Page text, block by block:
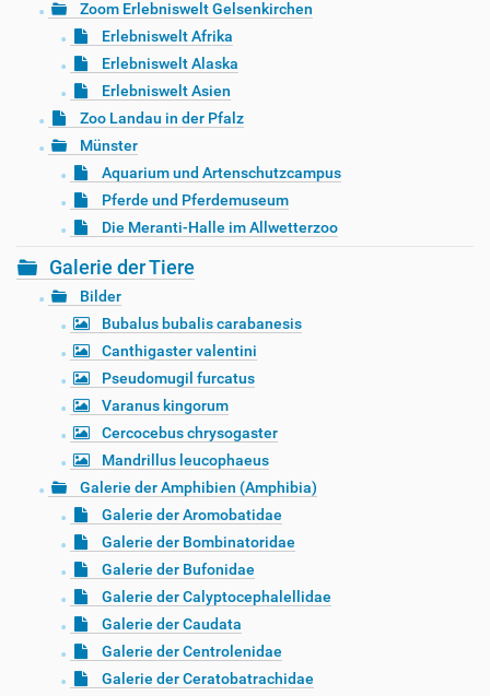
Zoom Erlebniswelt Gelsenkirchen
Erlebniswelt Afrika
Erlebniswelt Alaska
Erlebniswelt Asien
Zoo Landau in der Pfalz
Münster
Aquarium und Artenschutzcampus
Pferde und Pferdemuseum
Die Meranti-Halle im Allwetterzoo
Galerie der Tiere
Bilder
Bubalus bubalis carabanesis
Canthigaster valentini
Pseudomugil furcatus
Varanus kingorum
Cercocebus chrysogaster
Mandrillus leucophaeus
Galerie der Amphibien (Amphibia)
Galerie der Aromobatidae
Galerie der Bombinatoridae
Galerie der Bufonidae
Galerie der Calyptocephalellidae
Galerie der Caudata
Galerie der Centrolenidae
Galerie der Ceratobatrachidae